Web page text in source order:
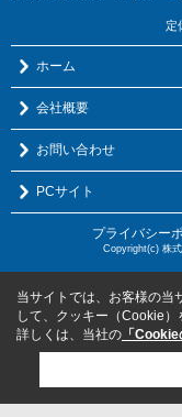
定
ホーム
会社概要
お問い合わせ
PCサイト
プライバシー
Copyright(c) 株
当サイトでは、お客様の当
して、クッキー（Cookie）
詳しくは、当社の 「